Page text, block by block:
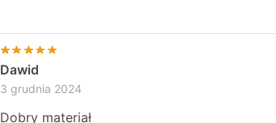
Dawid
3 grudnia 2024
Dobry materiał